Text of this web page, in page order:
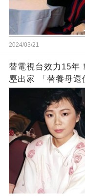
2024/03/21
替電視台效力15年
塵出家 「替養母還